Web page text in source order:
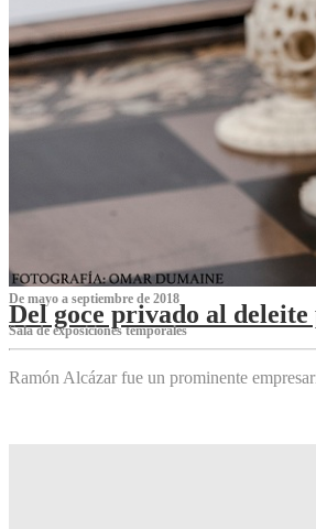
De mayo a septiembre de 2018
Del goce privado al
Sala de exposiciones temporales
Ramón Alcázar fue un prominente